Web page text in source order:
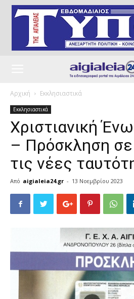
Αρχική Εκκλησιαστικά
Εκκλησιαστικά
Χριστιανική
– Πρόσκληση σε
τις νέες
Από aigialeia24.gr - 13 Νοεμβρίου 2023